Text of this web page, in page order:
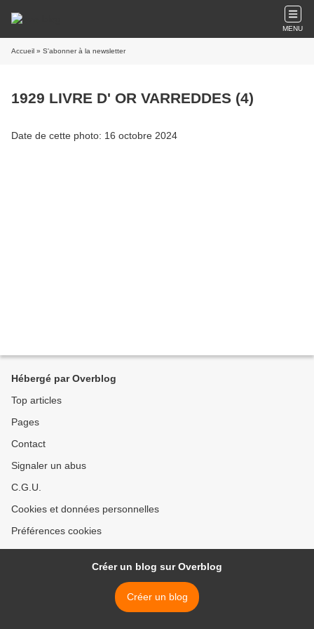
MENU
Accueil » S'abonner à la newsletter
1929 LIVRE D' OR VARREDDES (4)
Date de cette photo: 16 octobre 2024
Hébergé par Overblog
Top articles
Pages
Contact
Signaler un abus
C.G.U.
Cookies et données personnelles
Préférences cookies
Créer un blog sur Overblog
Créer un blog